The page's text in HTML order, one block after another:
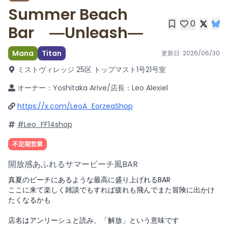
Summer Beach
Bar ―Unleash―
0
Mana Titan 更新日: 2026/06/30
ミストヴィレッジ 25区 トップマスト1号21号室
オーナー：Yoshitaka Arive/店長：Leo Alexiel
https://x.com/LeoA_EorzeaShop
#Leo_FF14shop
不定期営業
開放感あふれるサマービーチ風BAR
真夏のビーチにあるような最高に盛り上げれるBAR
ここに来て楽しく雑談でもすれば疲れも飛んでまた冒険に出かけ
たくなるかも
店名はアンリーシュと読み、「解放」という意味です